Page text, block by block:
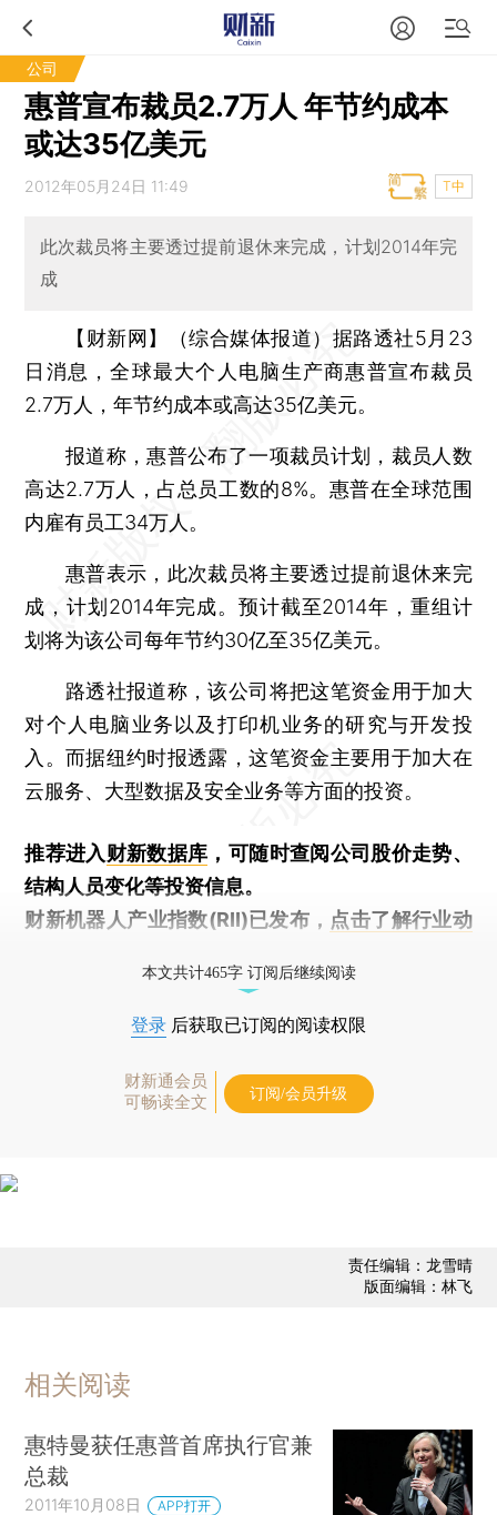
公司
惠普宣布裁员2.7万人 年节约成本
或达35亿美元
2012年05月24日 11:49 T中
此次裁员将主要透过提前退休来完成，计划2014年完
成
【财新网】（综合媒体报道） 据路透社5月23
日消息，全球最大个人电脑生产商惠普宣布裁员
2.7万人，年节约成本或高达35亿美元。
报道称，惠普公布了一项裁员计划，裁员人数
高达2.7万人，占总员工数的8%。惠普在全球范围
内雇有员工34万人。
惠普表示，此次裁员将主要透过提前退休来完
成，计划2014年完成。预计截至2014年，重组计
划将为该公司每年节约30亿至35亿美元。
路透社报道称，该公司将把这笔资金用于加大
对个人电脑业务以及打印机业务的研究与开发投
入。而据纽约时报透露，这笔资金主要用于加大在
云服务、大型数据及安全业务等方面的投资。
推荐进入财新数据库 ，可随时查阅公司股价走势、
结构人员变化等投资信息。
财新机器人产业指数(RII)已发布， 点击了解行业动
本文共计465字 订阅后继续阅读
登录 后获取已订阅的阅读权限
财新通会员
可畅读全文
订阅/会员升级
责任编辑：龙雪晴
版面编辑：林飞
相关阅读
惠特曼获任惠普首席执行官兼
总裁
2011年10月08日 APP打开